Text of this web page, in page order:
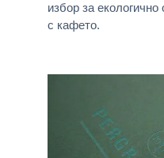
избор за
с кафето.